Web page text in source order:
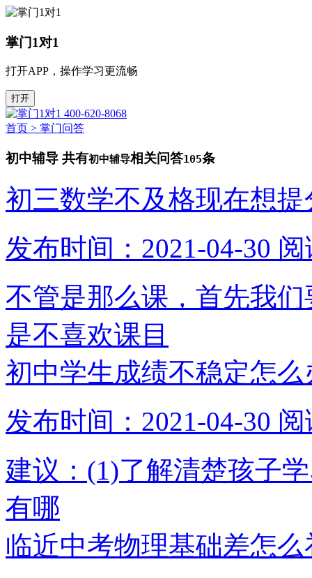
掌门1对1
打开APP，操作学习更流畅
打开
400-620-8068
首页 > 掌门问答
初中辅导 共有初中辅导相关问答105条
初三数学不及格现在想
发布时间：2021-04-30 阅
不管是那么课，首先我
是不喜欢课目
初中学生成绩不稳定怎么
发布时间：2021-04-30 阅
建议：(1)了解清楚孩子
有哪
临近中考物理基础差怎么